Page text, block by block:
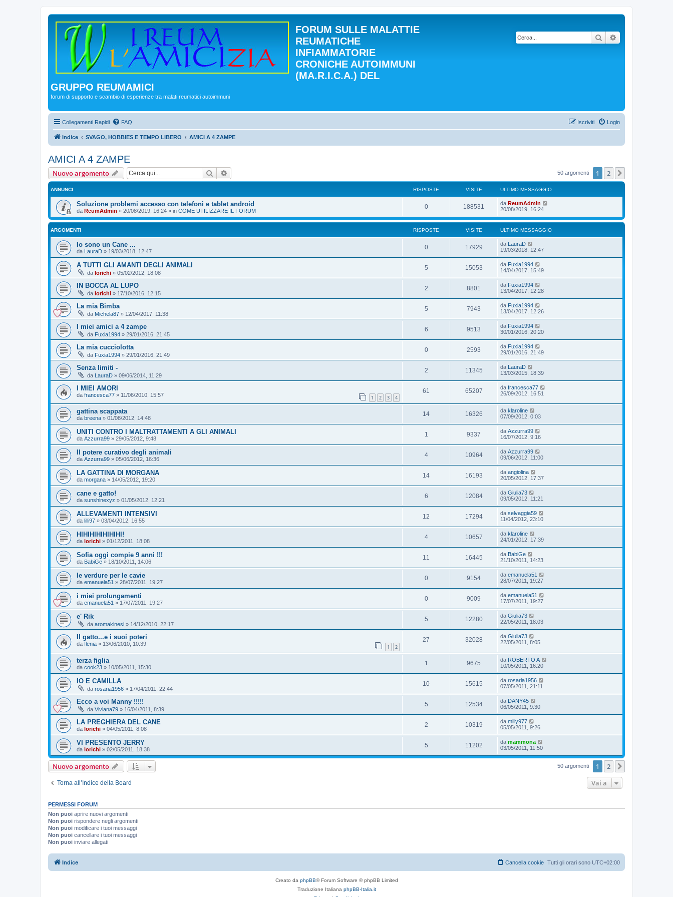
FORUM SULLE MALATTIE
REUMATICHE
INFIAMMATORIE
CRONICHE AUTOIMMUNI
(MA.R.I.C.A.) DEL
GRUPPO REUMAMICI
forum di supporto e scambio di esperienze tra malati reumatici autoimmuni
Cerca
Collegamenti Rapidi FAQ Login
Iscriviti
Indice SVAGO, HOBBIES E TEMPO LIBERO AMICI A 4 ZAMPE
AMICI A 4 ZAMPE
Nuovo argomento Cerca 50 argomenti 1 2
ANNUNCI RISPOSTE VISITE ULTIMO MESSAGGIO
Soluzione problemi accesso con telefoni e tablet android
da ReumAdmin » 20/08/2019, 16:24 » in COME UTILIZZARE IL FORUM
0 188531 da ReumAdmin
20/08/2019, 16:24
ARGOMENTI RISPOSTE VISITE ULTIMO MESSAGGIO
Io sono un Cane ...
da LauraD » 19/03/2018, 12:47
0 17929 da LauraD
19/03/2018, 12:47
A TUTTI GLI AMANTI DEGLI ANIMALI
da lorichi » 05/02/2012, 18:08
5 15053 da Fuxia1994
14/04/2017, 15:49
IN BOCCA AL LUPO
da lorichi » 17/10/2016, 12:15
2 8801 da Fuxia1994
13/04/2017, 12:28
La mia Bimba
da Michela87 » 12/04/2017, 11:38
5 7943 da Fuxia1994
13/04/2017, 12:26
I miei amici a 4 zampe
da Fuxia1994 » 29/01/2016, 21:45
6 9513 da Fuxia1994
30/01/2016, 20:20
La mia cucciolotta
da Fuxia1994 » 29/01/2016, 21:49
0 2593 da Fuxia1994
29/01/2016, 21:49
Senza limiti -
da LauraD » 09/06/2014, 11:29
2 11345 da LauraD
13/03/2015, 18:39
I MIEI AMORI
da francesca77 » 11/06/2010, 15:57 1 2 3 4
61 65207 da francesca77
26/09/2012, 16:51
gattina scappata
da breena » 01/08/2012, 14:48
14 16326 da klaroline
07/09/2012, 0:03
UNITI CONTRO I MALTRATTAMENTI A GLI ANIMALI
da Azzurra99 » 29/05/2012, 9:48
1 9337 da Azzurra99
16/07/2012, 9:16
Il potere curativo degli animali
da Azzurra99 » 05/06/2012, 16:36
4 10964 da Azzurra99
09/06/2012, 11:00
LA GATTINA DI MORGANA
da morgana » 14/05/2012, 19:20
14 16193 da angiolina
20/05/2012, 17:37
cane e gatto!
da sunshinexyz » 01/05/2012, 12:21
6 12084 da Giulia73
09/05/2012, 11:21
ALLEVAMENTI INTENSIVI
da lilli97 » 03/04/2012, 16:55
12 17294 da selvaggia59
11/04/2012, 23:10
HIHIHIHIHIHIHI!
da lorichi » 01/12/2011, 18:08
4 10657 da klaroline
24/01/2012, 17:39
Sofia oggi compie 9 anni !!!
da BabiGe » 18/10/2011, 14:06
11 16445 da BabiGe
21/10/2011, 14:23
le verdure per le cavie
da emanuela51 » 28/07/2011, 19:27
0 9154 da emanuela51
28/07/2011, 19:27
i miei prolungamenti
da emanuela51 » 17/07/2011, 19:27
0 9009 da emanuela51
17/07/2011, 19:27
e' Rik
da aromakinesi » 14/12/2010, 22:17
5 12280 da Giulia73
22/05/2011, 18:03
Il gatto...e i suoi poteri
da Ilenia » 13/06/2010, 10:39 1 2
27 32028 da Giulia73
22/05/2011, 8:05
terza figlia
da cook23 » 10/05/2011, 15:30
1 9675 da ROBERTO A
10/05/2011, 16:20
IO E CAMILLA
da rosaria1956 » 17/04/2011, 22:44
10 15615 da rosaria1956
07/05/2011, 21:11
Ecco a voi Manny !!!!!
da Viviana79 » 16/04/2011, 8:39
5 12534 da DANY45
06/05/2011, 9:30
LA PREGHIERA DEL CANE
da lorichi » 04/05/2011, 8:08
2 10319 da milly977
05/05/2011, 9:26
VI PRESENTO JERRY
da lorichi » 02/05/2011, 18:38
5 11202 da mammona
03/05/2011, 11:50
Nuovo argomento 50 argomenti 1 2
Torna all’Indice della Board Vai a
PERMESSI FORUM
Non puoi aprire nuovi argomenti
Non puoi rispondere negli argomenti
Non puoi modificare i tuoi messaggi
Non puoi cancellare i tuoi messaggi
Non puoi inviare allegati
Indice Tutti gli orari sono UTC+02:00
Cancella cookie
Creato da phpBB® Forum Software © phpBB Limited
Traduzione Italiana phpBB-Italia.it